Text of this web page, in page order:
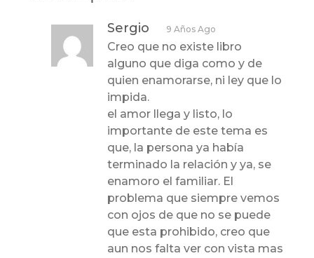
Sergio 9 Años Ago
Creo que no existe libro
alguno que diga como y de
quien enamorarse, ni ley que lo
impida.
el amor llega y listo, lo
importante de este tema es
que, la persona ya había
terminado la relación y ya, se
enamoro el familiar. El
problema que siempre vemos
con ojos de que no se puede
que esta prohibido, creo que
aun nos falta ver con vista mas